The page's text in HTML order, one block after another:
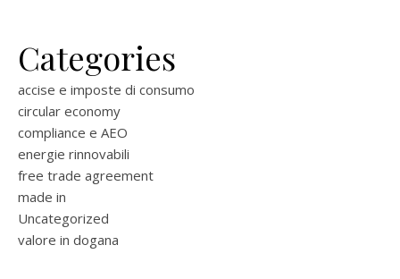
Categories
accise e imposte di consumo
circular economy
compliance e AEO
energie rinnovabili
free trade agreement
made in
Uncategorized
valore in dogana